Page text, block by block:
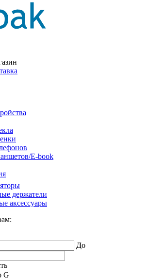
E-book
держатели
аксессуары
До
G